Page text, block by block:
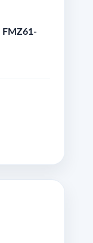
FMZ61-